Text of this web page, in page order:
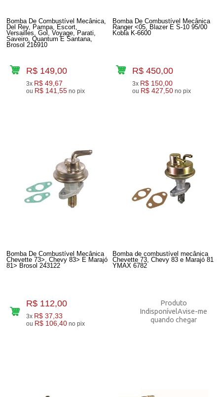
Bomba De Combustível Mecânica,
Del Rey, Pampa, Escort,
Versailles, Gol, Voyage, Parati,
Saveiro, Quantum E Santana,
Brosol 216910
R$ 149,00
3x R$ 49,67
ou R$ 141,55 no pix
Bomba De Combustível Mecânica
Ranger <05, Blazer E S-10 95/00
Kobla K-6600
R$ 450,00
3x R$ 150,00
ou R$ 427,50 no pix
Bomba De Combustível Mecânica
Chevette 73>, Chevy 83> E Marajó
81> Brosol 243122
R$ 112,00
3x R$ 37,33
ou R$ 106,40 no pix
Bomba de combustível mecânica
Chevette 73, Chevy 83 e Marajó 81
YMAX 6782
Produto
IndisponívelAvise-me
quando chegar